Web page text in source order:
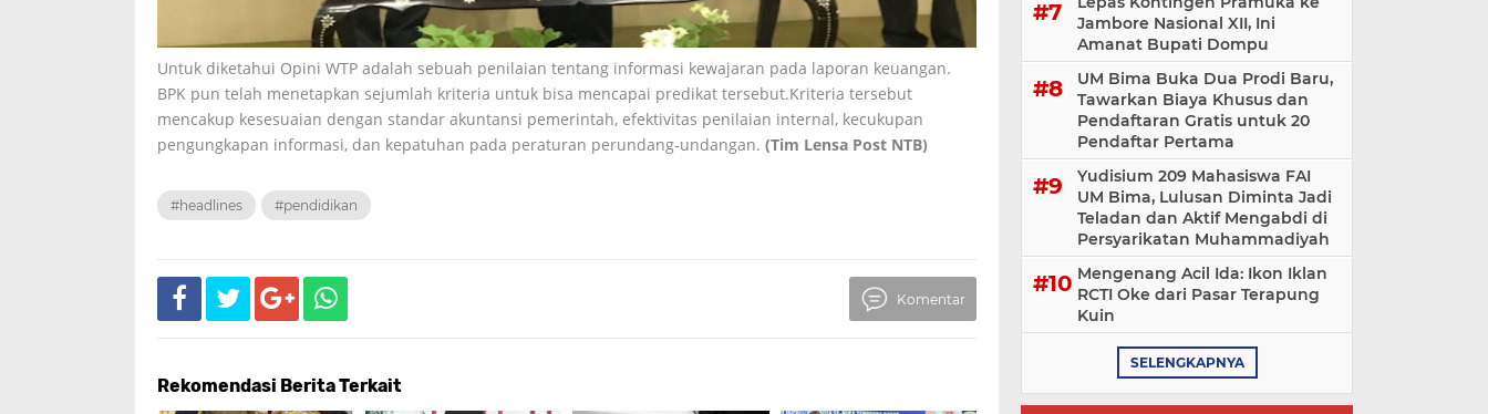
Untuk diketahui Opini WTP adalah sebuah penilaian tentang informasi kewajaran pada laporan keuangan.
BPK pun telah menetapkan sejumlah kriteria untuk bisa mencapai predikat tersebut.Kriteria tersebut
mencakup kesesuaian dengan standar akuntansi pemerintah, efektivitas penilaian internal, kecukupan
pengungkapan informasi, dan kepatuhan pada peraturan perundang-undangan. (Tim Lensa Post NTB)
#headlines #pendidikan
Komentar
Rekomendasi Berita Terkait
Jambore Nasional XII, Ini
Amanat Bupati Dompu
UM Bima Buka Dua Prodi Baru,
Tawarkan Biaya Khusus dan
Pendaftaran Gratis untuk 20
Pendaftar Pertama
Yudisium 209 Mahasiswa FAI
UM Bima, Lulusan Diminta Jadi
Teladan dan Aktif Mengabdi di
Persyarikatan Muhammadiyah
Mengenang Acil Ida: Ikon Iklan
RCTI Oke dari Pasar Terapung
Kuin
SELENGKAPNYA